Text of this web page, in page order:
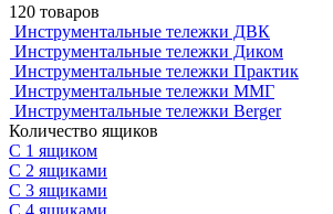
120 товаров
Инструментальные тележки ДВК
Инструментальные тележки Диком
Инструментальные тележки Практик
Инструментальные тележки ММГ
Инструментальные тележки Berger
Количество ящиков
С 1 ящиком
С 2 ящиками
С 3 ящиками
С 4 ящиками